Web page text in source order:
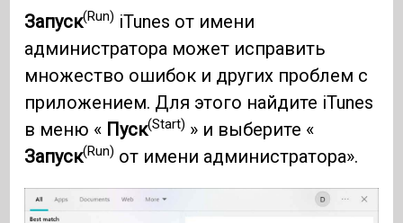
Запуск(Run) iTunes от имени
администратора может исправить
множество ошибок и других проблем с
приложением. Для этого найдите iTunes
в меню « Пуск(Start) » и выберите «
Запуск(Run) от имени администратора».